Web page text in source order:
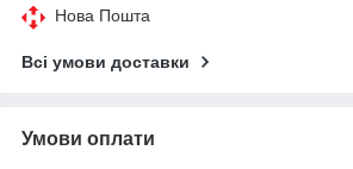
Нова Пошта
Всі умови доставки
Умови оплати